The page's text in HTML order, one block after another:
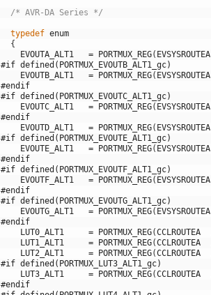
/* AVR-DA Series */
typedef enum
{
EVOUTA_ALT1
= PORTMUX_REG( EVSYSROUTEA
#if defined(PORTMUX_EVOUTB_ALT1_gc)
EVOUTB_ALT1
= PORTMUX_REG( EVSYSROUTEA
#endif
#if defined(PORTMUX_EVOUTC_ALT1_gc)
EVOUTC_ALT1
= PORTMUX_REG( EVSYSROUTEA
#endif
EVOUTD_ALT1
= PORTMUX_REG( EVSYSROUTEA
#if defined(PORTMUX_EVOUTE_ALT1_gc)
EVOUTE_ALT1
= PORTMUX_REG( EVSYSROUTEA
#endif
#if defined(PORTMUX_EVOUTF_ALT1_gc)
EVOUTF_ALT1
= PORTMUX_REG( EVSYSROUTEA
#endif
#if defined(PORTMUX_EVOUTG_ALT1_gc)
EVOUTG_ALT1
= PORTMUX_REG( EVSYSROUTEA
#endif
LUT0_ALT1
= PORTMUX_REG(CCLROUTEA
LUT1_ALT1
= PORTMUX_REG(CCLROUTEA
LUT2_ALT1
= PORTMUX_REG(CCLROUTEA
#if defined(PORTMUX_LUT3_ALT1_gc)
LUT3_ALT1
= PORTMUX_REG(CCLROUTEA
#endif